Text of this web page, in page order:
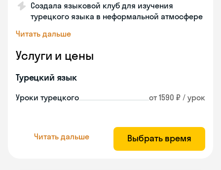
Создала языковой клуб для изучения
турецкого языка в неформальной атмосфере
Читать дальше
Услуги и цены
Турецкий язык
Уроки турецкого от 1590 ₽ / урок
Читать дальше Выбрать время